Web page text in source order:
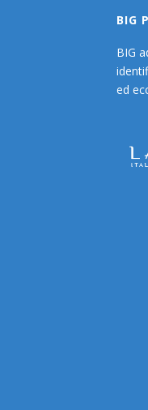
BIG
BIG
ed